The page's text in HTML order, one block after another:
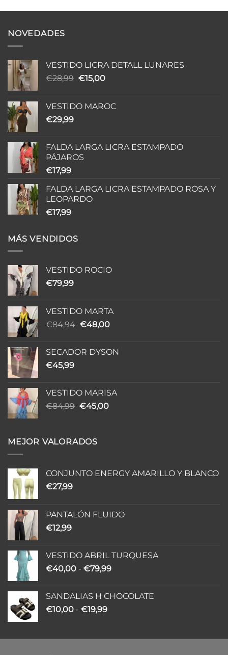
€15,00
€25,00
NOVEDADES
VESTIDO LICRA DETALL LUNARES
€28,99 El
era:
€15,00El
es:
VESTIDO MAROC
€29,99
FALDA LARGA LICRA ESTAMPADO
PÁJAROS
€17,99
FALDA LARGA LICRA ESTAMPADO ROSA Y
LEOPARDO
€17,99
MÁS VENDIDOS
VESTIDO ROCIO
€79,99
VESTIDO MARTA
€84,94 El
era:
€48,00El
es:
SECADOR DYSON
€45,99
VESTIDO MARISA
€84,99 El
era:
€45,00El
MEJOR VALORADOS
CONJUNTO ENERGY AMARILLO Y BLANCO
€27,99
PANTALÓN FLUIDO
€12,99
VESTIDO ABRIL TURQUESA
€40,00 - €79,99Rango
desde
SANDALIAS H CHOCOLATE
€10,00 - €19,99Rango
desde